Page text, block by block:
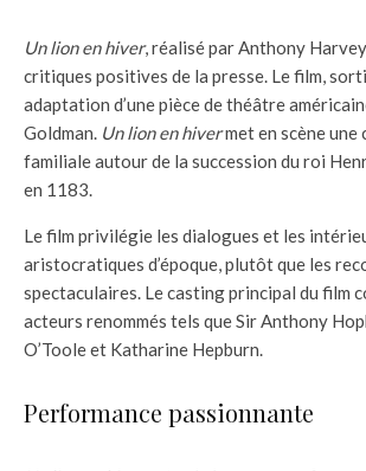
Un lion en hiver, réalisé par Anthony
critiques positives de la presse. Le film,
adaptation d’une pièce de théâtre
Goldman. Un lion en hivermet en scène
familiale autour de la succession du roi
en 1183.
Le film privilégie les dialogues et les
aristocratiques d’époque, plutôt que les
spectaculaires. Le casting principal du film
acteurs renommés tels que Sir Anthony
O’Toole et Katharine Hepburn.
Performance passionnante